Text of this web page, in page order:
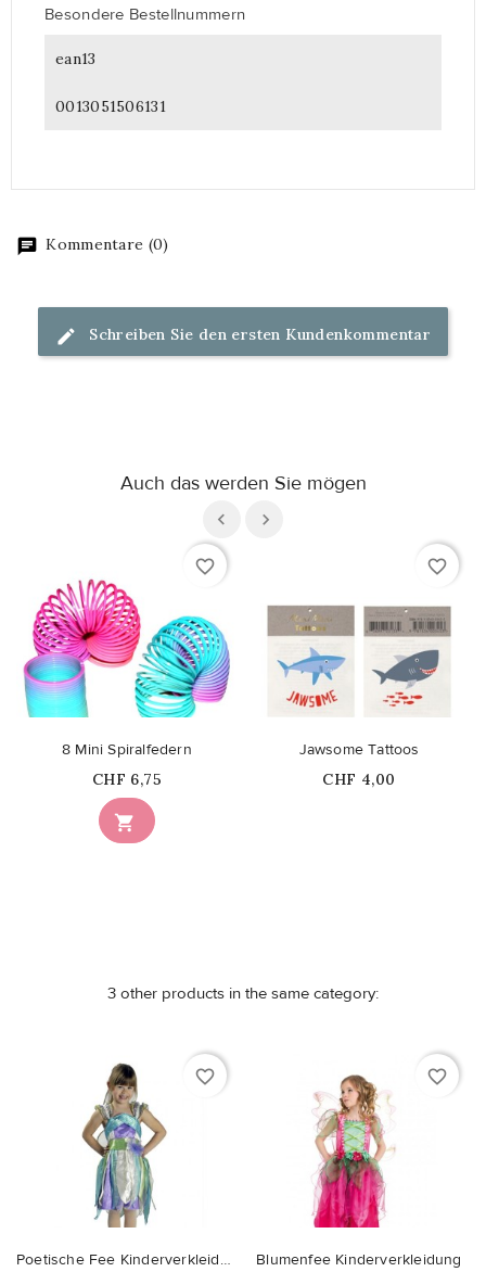
Besondere Bestellnummern
ean13
0013051506131
Kommentare (0)
Schreiben Sie den ersten Kundenkommentar
Auch das werden Sie mögen
favorite_border

8 Mini Spiralfedern
Price
CHF 6,75
favorite_border
Jawsome Tattoos
Price
CHF 4,00
3 other products in the same category:
favorite_border
Poetische Fee Kinderverkleidung
favorite_border
Blumenfee Kinderverkleidung